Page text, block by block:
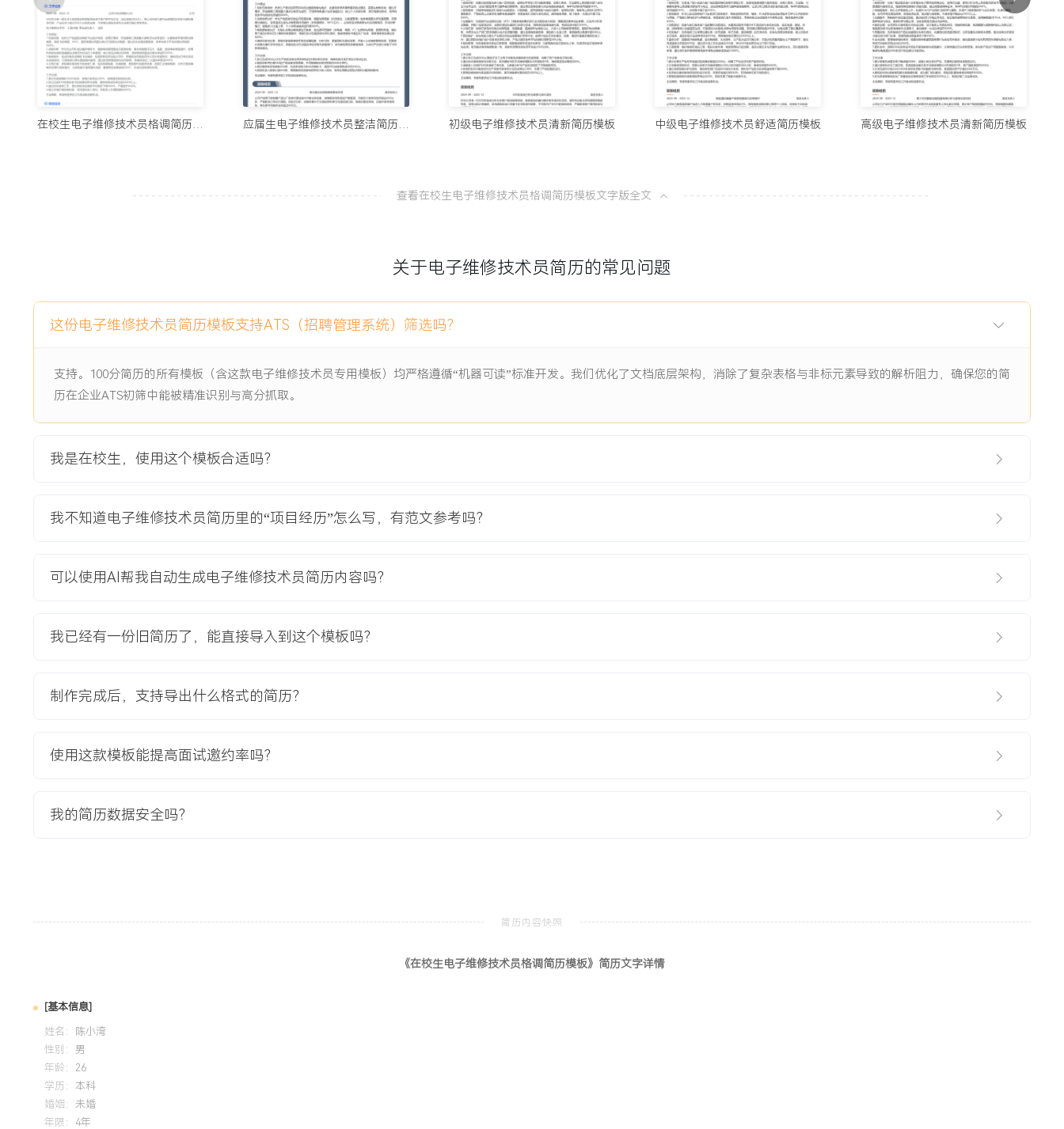
项目经历
2024-09 -2025-12
智能温控器主板维修效率提升
项目
项目负责人
公司主力产品智能温控器的主板在售后阶段返修量持续增加，原有维修流程依赖老师傅经
4.培训支持：利用编写的SOP和速查表，向XXX名新入职同事讲解演示关键维修步骤与注
项目业绩：
1.项目完成后，智能温控器主板的平均维修耗时从XXX分钟降至XXX分钟，效率提升
3.编写的标准作业指导书与速查表被采纳为部门标准文件，用于后续所有新员工培训。
教育背景
GPA X.XX/X.X（专业前XX%），主修模拟电子技术、数字电路、单片机原理等核心课程，
进行简单PCB图查看，具备基本的电子元器件识别与焊接能力。
实践：拥有通过流程优化解决实际问题的经验，参与维修效率提升项目，通过标准化作业
进行设备检测与维修，保障个人与他人安全，未发生任何安全事故。将证照所学安全知识
100分简历官方 7354阅读
10个值得试用的制作简历网站与在线简历工具推荐（2026）
100分简历官方
8款AI简历生成工具实测：从智能制作到优化，国内外精选推荐
一份让HR眼前一亮的简历：8个值得收藏的简历制作网站
100分简历官方 9484阅读
初级电子维修技术员清新简历模板 中级电子维修技术员舒适简历模板 高级电子维修技术员清新简历模板
查看在校生电子维修技术员格调简历模板文字版全文
关于电子维修技术员简历的常见问题
这份电子维修技术员简历模板支持ATS（招聘管理系统）筛选吗？
支持。100分简历的所有模板（含这款电子维修技术员专用模板）均严格遵循“机器可读”标准开发。我们优化了文档底层架构，消除了复杂表格与非标元素导致的解析阻力，确保您的简
历在企业ATS初筛中能被精准识别与高分抓取。
我是在校生，使用这个模板合适吗？
我不知道电子维修技术员简历里的“项目经历”怎么写，有范文参考吗？
可以使用AI帮我自动生成电子维修技术员简历内容吗？
我已经有一份旧简历了，能直接导入到这个模板吗？
制作完成后，支持导出什么格式的简历？
使用这款模板能提高面试邀约率吗？
我的简历数据安全吗？
《在校生电子维修技术员格调简历模板》简历文字详情
[基本信息]
姓名：
陈小湾
性别： 男
年龄： 26
学历： 本科
婚姻： 未婚
年限： 4年